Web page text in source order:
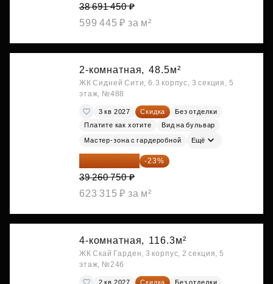
38 691 450 ₽
599 445 ₽ за м²
2-комнатная, 48.5м²
ЖК Сидней Сити, 6.3 корпус, 3 секция, 5
этаж, №488
3 кв 2027 Скидка
Без отделки
Платите как хотите
Вид на бульвар
Мастер-зона с гардеробной Ещё
30 230 778 ₽ -23%
39 260 750 ₽
623 315 ₽ за м²
4-комнатная, 116.3м²
ЖК Скай Гарден, 3 корпус, 2 секция, 5
этаж, №246
2 кв 2027 Скидка Без отделки